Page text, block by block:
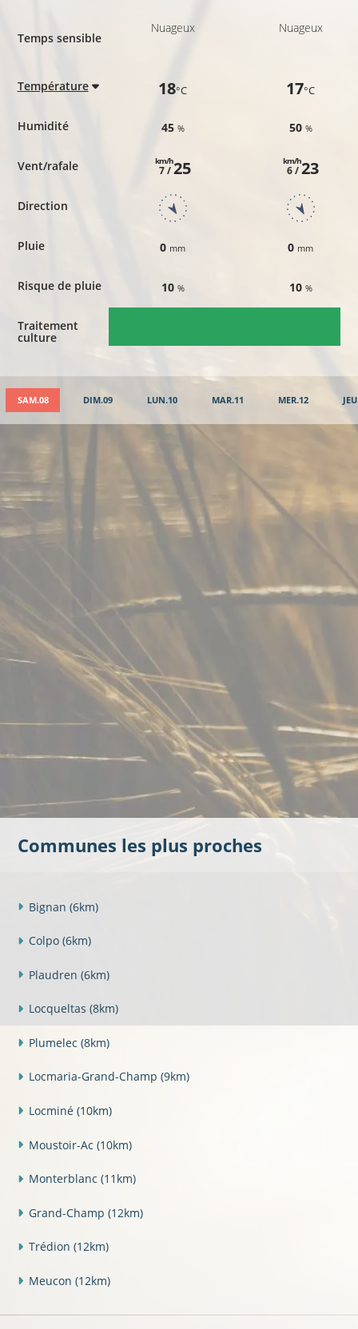
Temps sensible
Température
Humidité
Vent/rafale
Direction
Pluie
Risque de pluie
Traitement
culture
Nuageux
18°C
45 %
7 /
km/h25
0 mm
10 %
Nuageux
17°C
50 %
6 /
km/h23
0 mm
10 %
SAM.08 DIM.09 LUN.10 MAR.11 MER.12
Communes les plus proches
Bignan (6km)
Colpo (6km)
Plaudren (6km)
Locqueltas (8km)
Plumelec (8km)
Locmaria-Grand-Champ (9km)
Locminé (10km)
Moustoir-Ac (10km)
Monterblanc (11km)
Grand-Champ (12km)
Trédion (12km)
Meucon (12km)